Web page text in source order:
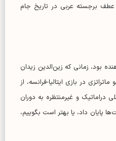
برجسته عربی در تاریخ جام
بود، زمانی که زین‌الدین زیدان
در بازی ایتالیا-فرانسه، از
دراماتیک و غیرمنتظره به دوران
پایان داد، یا بهتر است بگوییم،